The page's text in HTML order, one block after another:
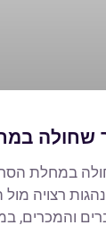
שחולה
במחלת
רצויה
והמכרים,